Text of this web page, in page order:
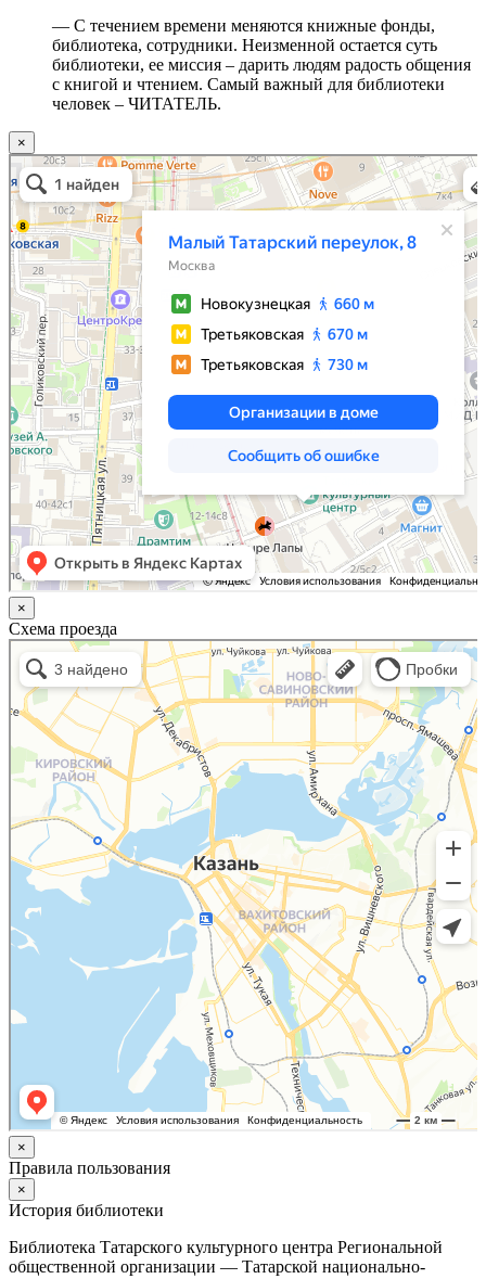
— С течением времени меняются книжные фонды,
библиотека, сотрудники. Неизменной остается суть
библиотеки, ее миссия – дарить людям радость общения
с книгой и чтением. Самый важный для библиотеки
человек – ЧИТАТЕЛЬ.
×
Москва
Малый Татарский переулок, 8 на карте Москвы, ближайшее метро Новокузнецкая —
Яндекс.Карты
×
Схема проезда
Казань
Малый Татарский переулок, 8 на карте Москвы, ближайшее метро Новокузнецкая —
Яндекс.Карты
×
Правила пользования
×
История библиотеки
Библиотека Татарского культурного центра Региональной
общественной организации — Татарской национально-